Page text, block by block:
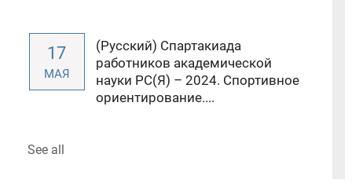
17
МАЯ
(Русский) Спартакиада
работников академической
науки РС(Я) – 2024. Спортивное
ориентирование....
See all